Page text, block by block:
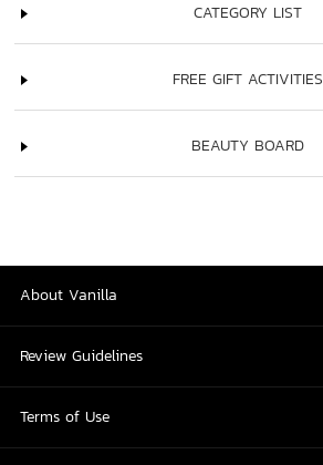
CATEGORY LIST
FREE GIFT ACTIVITIES
BEAUTY BOARD
About Vanilla
Review Guidelines
Terms of Use